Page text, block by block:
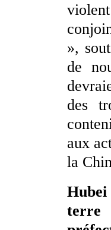
»,
de
des
aux
la
terre